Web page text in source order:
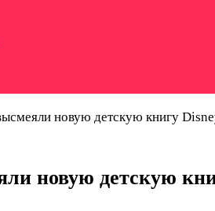
новую детскую книгу
новую детскую